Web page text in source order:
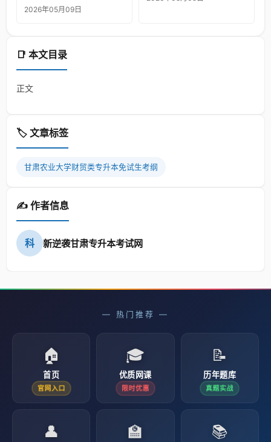
📑 本文目录
正文
🏷️ 文章标签
甘肃农业大学财贸类专升本免试生考纲
✍️ 作者信息
科 新逆袭甘肃专升本考试网
2026年05月09日
— 热门推荐 —
🏠
首页
官网入口
🎓
优质网课
限时优惠
📝
历年题库
真题实战
👤 🏫 📚